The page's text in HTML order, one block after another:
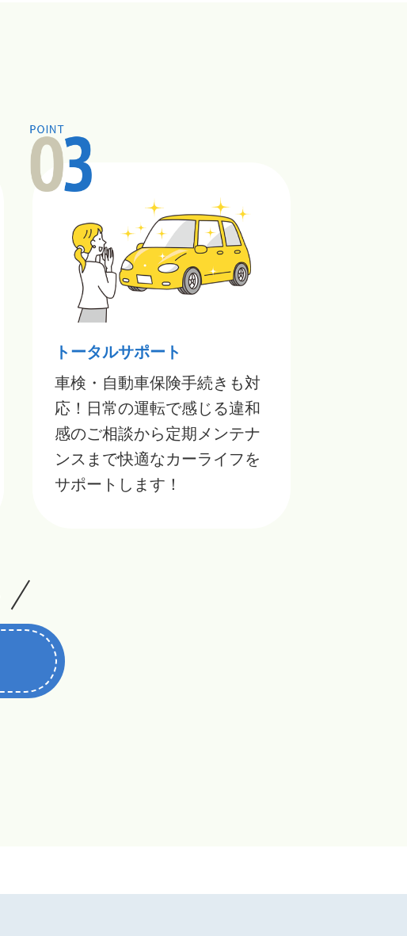
トータルサポート
車検・自動車保険手続きも対
応！日常の運転で感じる違和
感のご相談から定期メンテナ
ンスまで快適なカーライフを
サポートします！